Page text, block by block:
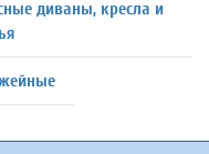
диваны, кресла и